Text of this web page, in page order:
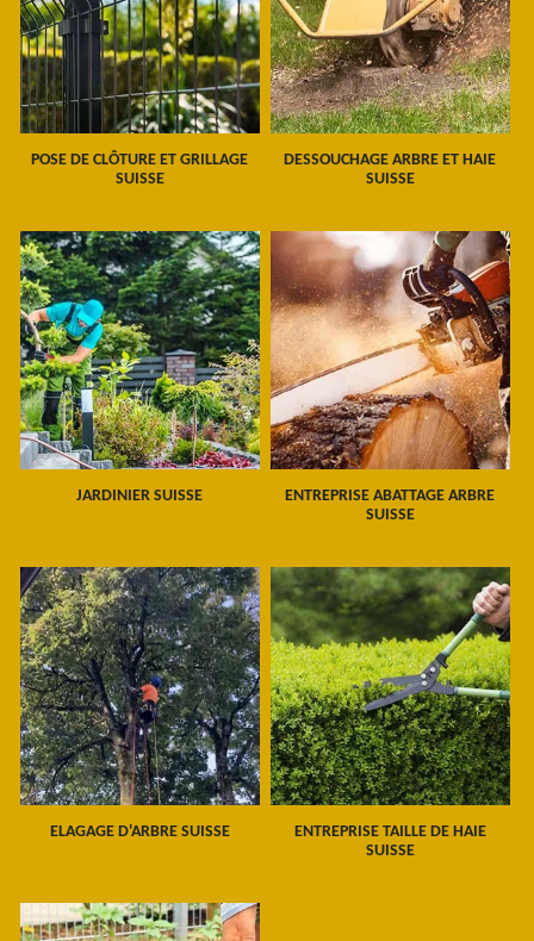
POSE DE CLÔTURE ET GRILLAGE
SUISSE
DESSOUCHAGE ARBRE ET HAIE
SUISSE
JARDINIER SUISSE
ENTREPRISE ABATTAGE ARBRE
SUISSE
ELAGAGE D'ARBRE SUISSE
ENTREPRISE TAILLE DE HAIE
SUISSE